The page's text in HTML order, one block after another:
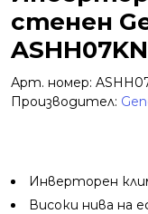
стенен
Арт. номер:
Производител:
Инверторен
Високи нива на